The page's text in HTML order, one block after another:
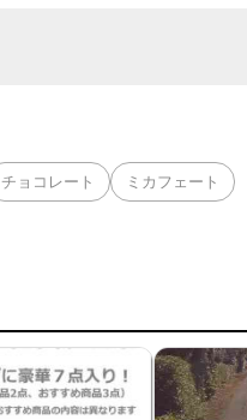
チョコレート ミカフェート